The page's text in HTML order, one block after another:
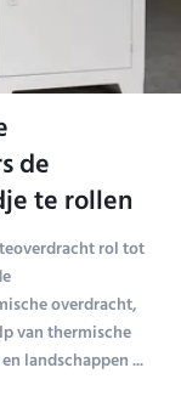
de
te rollen
rol tot
overdracht,
van thermische
landschappen ...